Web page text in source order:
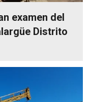
examen del
Distrito